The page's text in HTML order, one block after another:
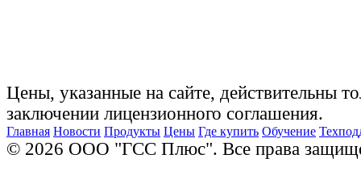
Цены, указанные на сайте, действительны
заключении лицензионного соглашения.
Главная Новости Продукты Цены Где купить Обучение
© 2026 ООО "ГСС Плюс". Все права